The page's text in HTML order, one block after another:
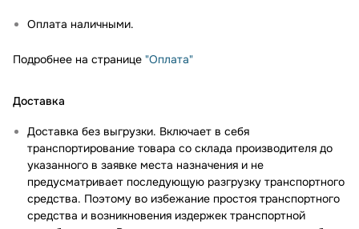
Оплата наличными.
Подробнее на странице "Оплата"
Доставка
Доставка без выгрузки. Включает в себя
транспортирование товара со склада производителя до
указанного в заявке места назначения и не
предусматривает последующую разгрузку транспортного
средства. Поэтому во избежание простоя транспортного
средства и возникновения издержек транспортной